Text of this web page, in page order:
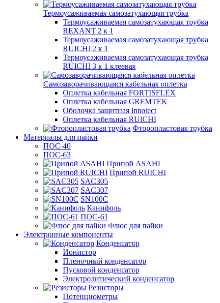
Термоусаживаемая самозатухающая трубка
Термоусаживаемая самозатухающая трубка
REXANT 2 к 1
Термоусаживаемая самозатухающая трубка
RUICHI 2 к 1
Термоусаживаемая самозатухающая трубка
RUICHI 3 к 1 клеевая
Самозаворачивающаяся кабельная оплетка
Оплетка кабельная FORTISFLEX
Оплетка кабельная GREMTEK
Оболочка защитная Innotect
Оплетка кабельная RUICHI
Фторопластовая трубка
Материалы для пайки
ПОС-40
ПОС-63
Припой ASAHI
Припой RUICHI
SAC305
SAC307
SN100C
Канифоль
ПОС-61
Флюс для пайки
Электронные компоненты
Конденсатор
Ионистор
Пленочный конденсатор
Пусковой конденсатор
Электролитический конденсатор
Резисторы
Потенциометры